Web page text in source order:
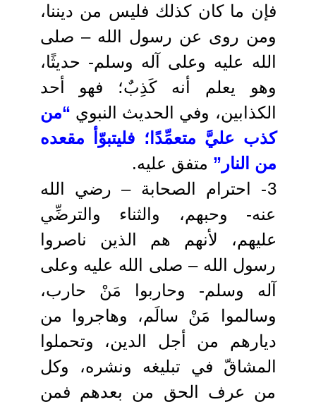
فإن ما كان كذلك فليس من ديننا،
ومن روى عن رسول الله – صلى
الله عليه وعلى آله وسلم- حديثًا،
وهو يعلم أنه كَذِبٌ؛ فهو أحد
الكذابين، وفي الحديث النبوي “من
كذب عليَّ متعمِّدًا؛ فليتبوّأ مقعده
من النار” متفق عليه.
3- احترام الصحابة – رضي الله
عنه- وحبهم، والثناء والترضِّي
عليهم، لأنهم هم الذين ناصروا
رسول الله – صلى الله عليه وعلى
آله وسلم- وحاربوا مَنْ حارب،
وسالموا مَنْ سالَم، وهاجروا من
ديارهم من أجل الدين، وتحملوا
المشاقّ في تبليغه ونشره، وكل
من عرف الحق من بعدهم فمن